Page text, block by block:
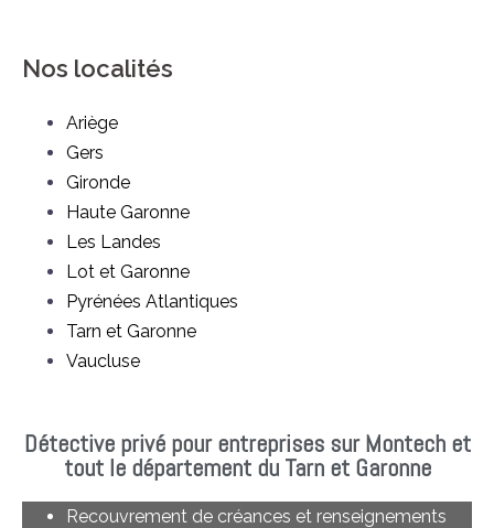
Nos localités
Ariège
Gers
Gironde
Haute Garonne
Les Landes
Lot et Garonne
Pyrénées Atlantiques
Tarn et Garonne
Vaucluse
Détective privé pour entreprises sur Montech et
tout le département du Tarn et Garonne
Recouvrement de créances et renseignements